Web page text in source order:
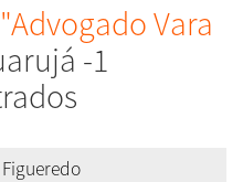
"Advogado Vara
-1